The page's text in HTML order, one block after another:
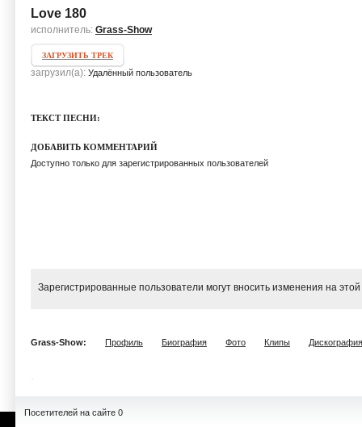
Love 180
исполнитель: Grass-Show
ЗАГРУЗИТЬ ТРЕК
загрузил(а): Удалённый пользователь
ТЕКСТ ПЕСНИ:
ДОБАВИТЬ КОММЕНТАРИЙ
Доступно только для зарегистрированных пользователей
Зарегистрированные пользователи могут вносить изменения на
Grass-Show: Профиль Биография Фото Клипы Дискография
Посетителей на сайте 0